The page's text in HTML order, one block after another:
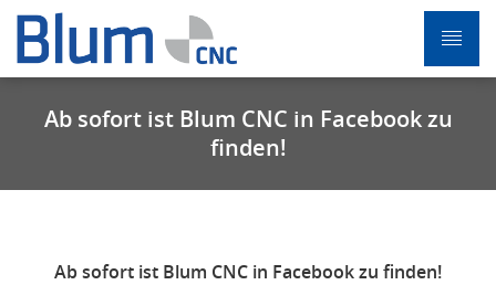
Ab sofort ist Blum CNC in Facebook zu
finden!
Ab sofort ist Blum CNC in Facebook zu finden!